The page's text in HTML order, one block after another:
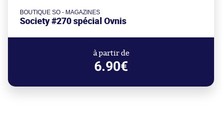
BOUTIQUE SO - MAGAZINES
Society #270 spécial Ovnis
à partir de
6.90€